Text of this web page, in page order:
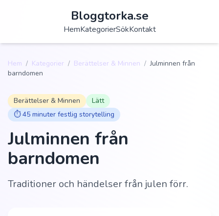
Bloggtorka.se
HemKategorierSökKontakt
Hem / Kategorier / Berättelser & Minnen / Julminnen från
barndomen
Berättelser & Minnen
Lätt
⏱️45 minuter festlig storytelling
Julminnen från
barndomen
Traditioner och händelser från julen förr.